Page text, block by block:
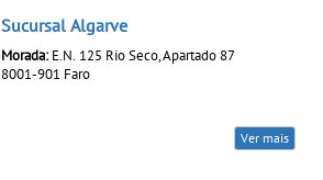
Sucursal Algarve
Morada: E.N. 125 Rio Seco, Apartado 87
8001-901 Faro
Ver mais